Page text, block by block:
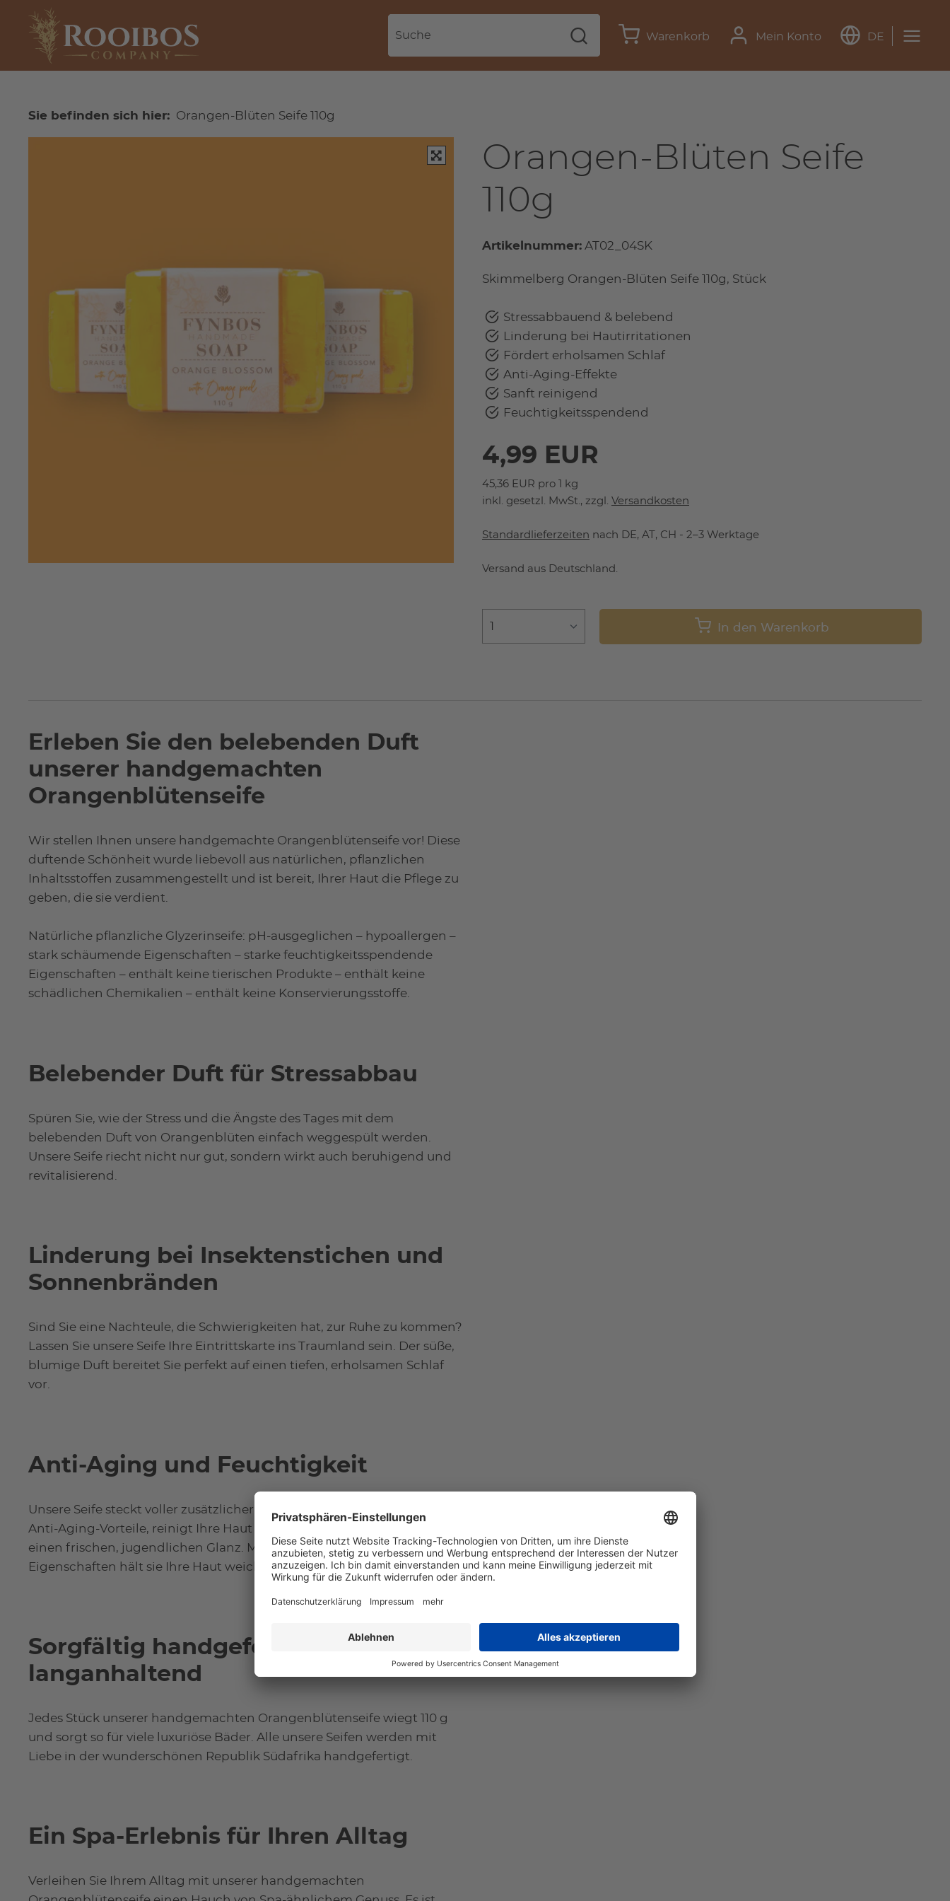
Warenkorb Mein Konto DE
Sie befinden sich hier: Orangen-Blüten Seife 110g
Orangen-Blüten Seife
110g
Artikelnummer: AT02_04SK
Skimmelberg Orangen-Blüten Seife 110g, Stück
Stressabbauend & belebend
Linderung bei Hautirritationen
Fördert erholsamen Schlaf
Anti-Aging-Effekte
Sanft reinigend
Feuchtigkeitsspendend
4,99 EUR
45,36 EUR pro 1 kg
inkl. gesetzl. MwSt., zzgl. Versandkosten
Standardlieferzeiten nach DE, AT, CH - 2–3 Werktage
Versand aus Deutschland.
In den Warenkorb
Erleben Sie den belebenden Duft
unserer handgemachten
Orangenblütenseife
Wir stellen Ihnen unsere handgemachte Orangenblütenseife vor! Diese
duftende Schönheit wurde liebevoll aus natürlichen, pflanzlichen
Inhaltsstoffen zusammengestellt und ist bereit, Ihrer Haut die Pflege zu
geben, die sie verdient.
Natürliche pflanzliche Glyzerinseife: pH-ausgeglichen – hypoallergen –
stark schäumende Eigenschaften – starke feuchtigkeitsspendende
Eigenschaften – enthält keine tierischen Produkte – enthält keine
schädlichen Chemikalien – enthält keine Konservierungsstoffe.
Belebender Duft für Stressabbau
Spüren Sie, wie der Stress und die Ängste des Tages mit dem
belebenden Duft von Orangenblüten einfach weggespült werden.
Unsere Seife riecht nicht nur gut, sondern wirkt auch beruhigend und
revitalisierend.
Linderung bei Insektenstichen und
Sonnenbränden
Sind Sie eine Nachteule, die Schwierigkeiten hat, zur Ruhe zu kommen?
Lassen Sie unsere Seife Ihre Eintrittskarte ins Traumland sein. Der süße,
blumige Duft bereitet Sie perfekt auf einen tiefen, erholsamen Schlaf
vor.
Anti-Aging und Feuchtigkeit
Unsere Seife steckt voller zusätzlicher Vorteile für Ihre Haut. Sie bietet
Anti-Aging-Vorteile, reinigt Ihre Haut gründlich und revitalisiert sie für
einen frischen, jugendlichen Glanz. Mit ihren feuchtigkeitsspendenden
Eigenschaften hält sie Ihre Haut weich und hydratisiert.
Sorgfältig handgefertigt und
langanhaltend
Jedes Stück unserer handgemachten Orangenblütenseife wiegt 110 g
und sorgt so für viele luxuriöse Bäder. Alle unsere Seifen werden mit
Liebe in der wunderschönen Republik Südafrika handgefertigt.
Ein Spa-Erlebnis für Ihren Alltag
Verleihen Sie Ihrem Alltag mit unserer handgemachten